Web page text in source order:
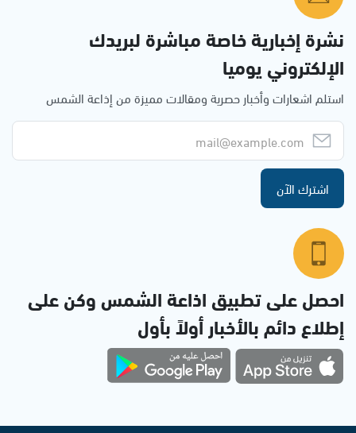
نشرة إخبارية خاصة مباشرة لبريدك
الإلكتروني يوميا
استلم اشعارات وأخبار حصرية ومقالات مميزة من إذاعة الشمس
اشترك الآن
احصل على تطبيق اذاعة الشمس وكن على
إطلاع دائم بالأخبار أولاً بأول